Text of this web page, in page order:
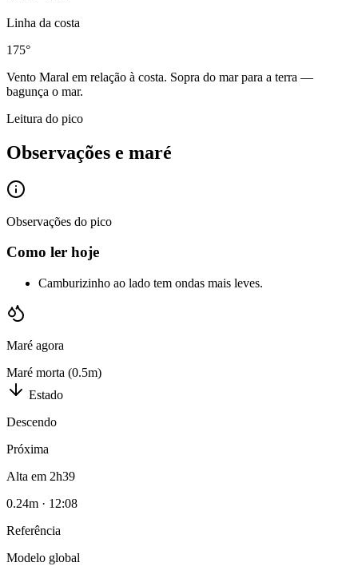
Linha da costa
175°
Vento Maral em relação à costa. Sopra do mar para a terra —
bagunça o mar.
Leitura do pico
Observações e maré
Observações do pico
Como ler hoje
Camburizinho ao lado tem ondas mais leves.
Maré agora
Maré morta (0.5m)
Estado
Descendo
Próxima
Alta em 2h39
0.24m · 12:08
Referência
Modelo global